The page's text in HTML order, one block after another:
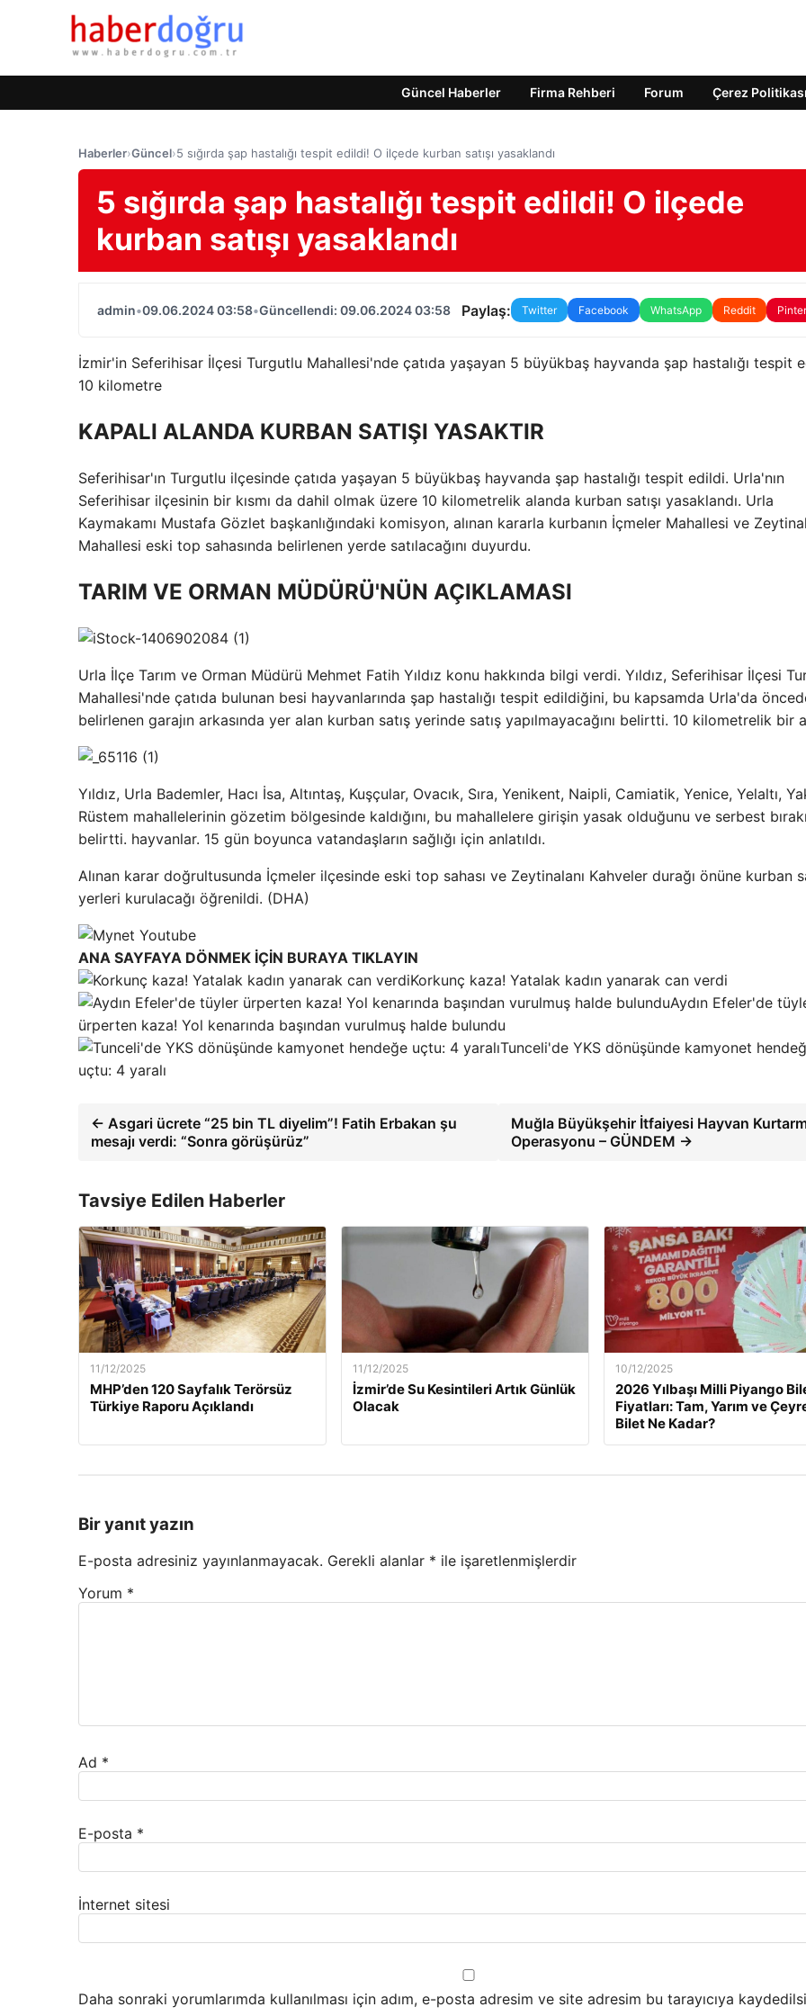
Güncel Haberler Firma Rehberi Forum Çerez Politikası
Haberler›Güncel›5 sığırda şap hastalığı tespit edildi! O ilçede kurban satışı yasaklandı
5 sığırda şap hastalığı tespit edildi! O ilçede
kurban satışı yasaklandı
admin•09.06.2024 03:58•Güncellendi: 09.06.2024 03:58 Paylaş: Twitter Facebook WhatsApp Reddit
İzmir'in Seferihisar İlçesi Turgutlu Mahallesi'nde çatıda yaşayan 5 büyükbaş hayvanda şap hastalığı tespit
10 kilometre
KAPALI ALANDA KURBAN SATIŞI YASAKTIR
Seferihisar'ın Turgutlu ilçesinde çatıda yaşayan 5 büyükbaş hayvanda şap hastalığı tespit edildi. Urla'nın
Seferihisar ilçesinin bir kısmı da dahil olmak üzere 10 kilometrelik alanda kurban satışı yasaklandı. Urla
Kaymakamı Mustafa Gözlet başkanlığındaki komisyon, alınan kararla kurbanın İçmeler Mahallesi ve
Mahallesi eski top sahasında belirlenen yerde satılacağını duyurdu.
TARIM VE ORMAN MÜDÜRÜ'NÜN AÇIKLAMASI
Urla İlçe Tarım ve Orman Müdürü Mehmet Fatih Yıldız konu hakkında bilgi verdi. Yıldız, Seferihisar İlçesi
Mahallesi'nde çatıda bulunan besi hayvanlarında şap hastalığı tespit edildiğini, bu kapsamda Urla'da
belirlenen garajın arkasında yer alan kurban satış yerinde satış yapılmayacağını belirtti. 10 kilometrelik bir
Yıldız, Urla Bademler, Hacı İsa, Altıntaş, Kuşçular, Ovacık, Sıra, Yenikent, Naipli, Camiatik, Yenice, Yelaltı,
Rüstem mahallelerinin gözetim bölgesinde kaldığını, bu mahallelere girişin yasak olduğunu ve serbest
belirtti. hayvanlar. 15 gün boyunca vatandaşların sağlığı için anlatıldı.
Alınan karar doğrultusunda İçmeler ilçesinde eski top sahası ve Zeytinalanı Kahveler durağı önüne kurban
yerleri kurulacağı öğrenildi. (DHA)
ANA SAYFAYA DÖNMEK İÇİN BURAYA TIKLAYIN
Korkunç kaza! Yatalak kadın yanarak can verdi
Aydın Efeler'de
ürperten kaza! Yol kenarında başından vurulmuş halde bulundu
Tunceli'de YKS dönüşünde kamyonet
uçtu: 4 yaralı
← Asgari ücrete “25 bin TL diyelim”! Fatih Erbakan şu
mesajı verdi: “Sonra görüşürüz”
Muğla Büyükşehir İtfaiyesi Hayvan
Operasyonu – GÜNDEM →
Tavsiye Edilen Haberler
11/12/2025
MHP’den 120 Sayfalık Terörsüz
Türkiye Raporu Açıklandı
11/12/2025
İzmir’de Su Kesintileri Artık Günlük
Olacak
10/12/2025
2026 Yılbaşı Milli Piyango
Fiyatları: Tam, Yarım ve
Bilet Ne Kadar?
Bir yanıt yazın
E-posta adresiniz yayınlanmayacak. Gerekli alanlar * ile işaretlenmişlerdir
Yorum *
Ad *
E-posta *
İnternet sitesi
Daha sonraki yorumlarımda kullanılması için adım, e-posta adresim ve site adresim bu tarayıcıya